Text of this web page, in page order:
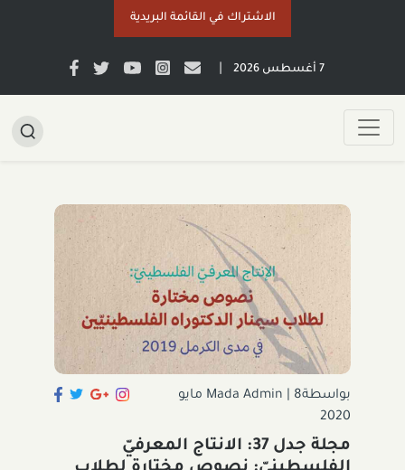
الاشتراك في القائمة البريدية
7 أغسطس 2026
بواسطةMada Admin
8 مايو
2020
مجلة جدل 37: الانتاج المعرفيّ